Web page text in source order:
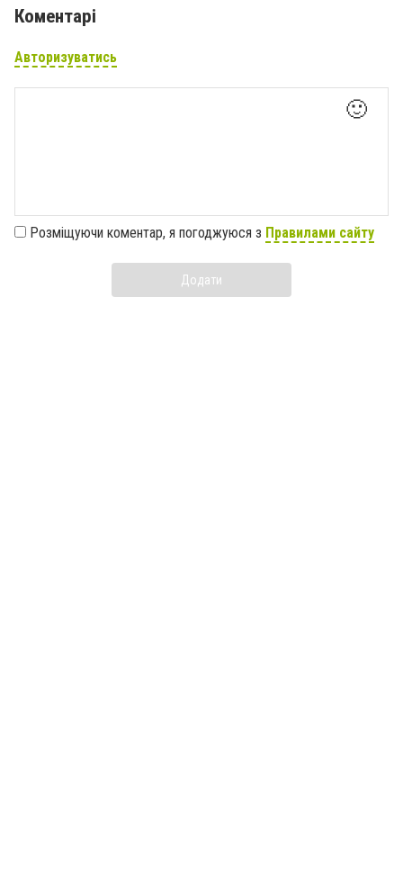
Коментарі
Авторизуватись
🙂
Розміщуючи коментар, я погоджуюся з Правилами сайту
Додати